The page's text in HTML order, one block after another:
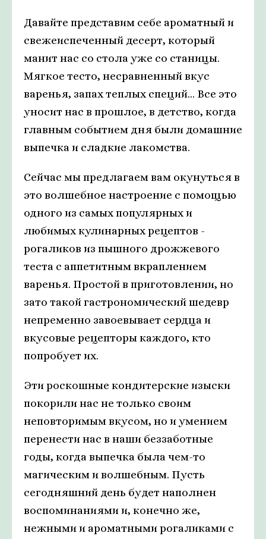
Давайте представим себе ароматный и
свежеиспеченный десерт, который
манит нас со стола уже со станицы.
Мягкое тесто, несравненный вкус
варенья, запах теплых специй... Все это
уносит нас в прошлое, в детство, когда
главным событием дня были домашние
выпечка и сладкие лакомства.
Сейчас мы предлагаем вам окунуться в
это волшебное настроение с помощью
одного из самых популярных и
любимых кулинарных рецептов -
рогаликов из пышного дрожжевого
теста с аппетитным вкраплением
варенья. Простой в приготовлении, но
зато такой гастрономический шедевр
непременно завоевывает сердца и
вкусовые рецепторы каждого, кто
попробует их.
Эти роскошные кондитерские изыски
покорили нас не только своим
неповторимым вкусом, но и умением
перенести нас в наши беззаботные
годы, когда выпечка была чем-то
магическим и волшебным. Пусть
сегодняшний день будет наполнен
воспоминаниями и, конечно же,
нежными и ароматными рогаликами с